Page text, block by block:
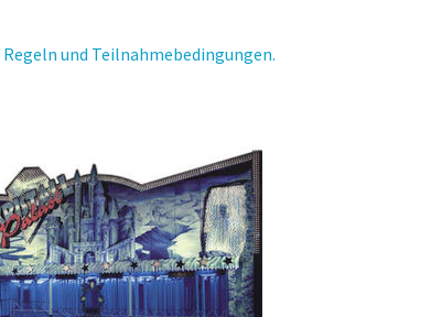
Regeln und Teilnahmebedingungen.